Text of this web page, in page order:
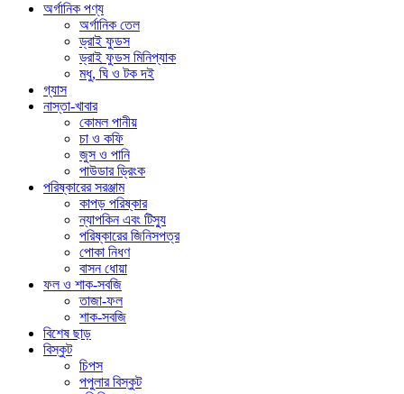
১৬
quantity
অর্গানিক পণ্য
অর্গানিক তেল
ড্রাই ফুডস
ড্রাই ফুডস মিনিপ্যাক
মধু, ঘি ও টক দই
গ্যাস
নাস্তা-খাবার
কোমল পানীয়
চা ও কফি
জুস ও পানি
পাউডার ড্রিংক
পরিষ্কারের সরঞ্জাম
কাপড় পরিষ্কার
ন্যাপকিন এবং টিস্যু
পরিষ্কারের জিনিসপত্র
পোকা নিধণ
বাসন ধোয়া
ফল ও শাক-সবজি
তাজা-ফল
শাক-সবজি
বিশেষ ছাড়
বিস্কুট
চিপস
পপুলার বিস্কুট